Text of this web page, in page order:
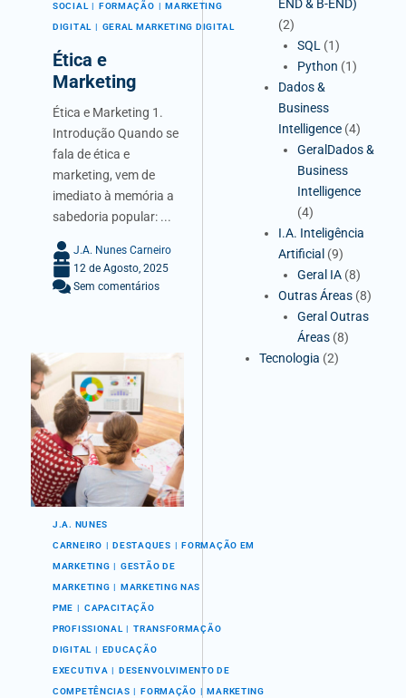
SOCIAL FORMAÇÃO MARKETING
DIGITAL GERAL MARKETING DIGITAL
Ética e
Marketing
Ética e Marketing 1.
Introdução Quando se
fala de ética e
marketing, vem de
imediato à memória a
sabedoria popular: ...
J.A. Nunes Carneiro
12 de Agosto, 2025
Sem comentários
J.A. NUNES
CARNEIRO DESTAQUES FORMAÇÃO EM
MARKETING GESTÃO DE
MARKETING MARKETING NAS
PME CAPACITAÇÃO
PROFISSIONAL TRANSFORMAÇÃO
DIGITAL EDUCAÇÃO
EXECUTIVA DESENVOLVIMENTO DE
COMPETÊNCIAS FORMAÇÃO MARKETING
END & B-END)
(2)
SQL (1)
Python (1)
Dados &
Business
Intelligence (4)
GeralDados &
Business
Intelligence
(4)
I.A. Inteligência
Artificial (9)
Geral IA (8)
Outras Áreas (8)
Geral Outras
Áreas (8)
Tecnologia (2)